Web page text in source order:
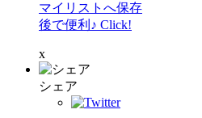
マイリストへ保存
後で便利♪ Click!
x
シェア